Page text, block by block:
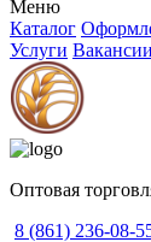
Меню
Каталог
Услуги Вакансии
Оптовая
8 (861) 236-08-